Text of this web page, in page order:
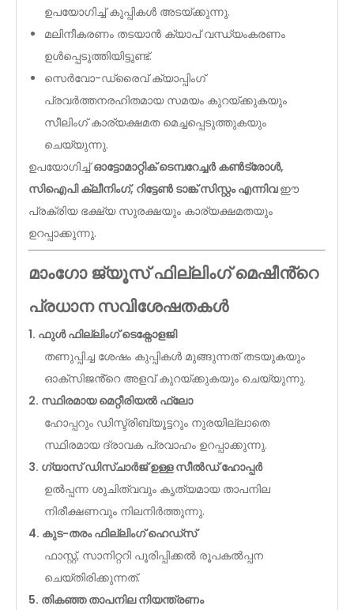
ഉപയോഗിച്ച് കുപ്പികൾ അടയ്ക്കുന്നു.
മലിനീകരണം തടയാൻ ക്യാപ് വന്ധ്യംകരണം
ഉൾപ്പെടുത്തിയിട്ടുണ്ട്.
സെർവോ-ഡ്രൈവ് ക്യാപ്പിംഗ്
പ്രവർത്തനരഹിതമായ സമയം കുറയ്ക്കുകയും
സീലിംഗ് കാര്യക്ഷമത മെച്ചപ്പെടുത്തുകയും
ചെയ്യുന്നു.
ഉപയോഗിച്ച്ഓട്ടോമാറ്റിക് ടെമ്പറേച്ചർ കൺട്രോൾ,
സിഐപി ക്ലീനിംഗ്, റിട്ടേൺ ടാങ്ക് സിസ്റ്റം എന്നിവഈ
പ്രക്രിയ ഭക്ഷ്യ സുരക്ഷയും കാര്യക്ഷമതയും
ഉറപ്പാക്കുന്നു.
മാംഗോ ജ്യൂസ് ഫില്ലിംഗ് മെഷീൻ്റെ
പ്രധാന സവിശേഷതകൾ
1. ഫുൾ ഫില്ലിംഗ് ടെക്നോളജി
തണുപ്പിച്ച ശേഷം കുപ്പികൾ മുങ്ങുന്നത് തടയുകയും
ഓക്സിജൻ്റെ അളവ് കുറയ്ക്കുകയും ചെയ്യുന്നു.
2. സ്ഥിരമായ മെറ്റീരിയൽ ഫ്ലോ
ഹോപ്പറും ഡിസ്ട്രിബ്യൂട്ടറും നുരയില്ലാതെ
സ്ഥിരമായ ദ്രാവക പ്രവാഹം ഉറപ്പാക്കുന്നു.
3. ഗ്യാസ് ഡിസ്ചാർജ് ഉള്ള സീൽഡ് ഹോപ്പർ
ഉൽപ്പന്ന ശുചിത്വവും കൃത്യമായ താപനില
നിരീക്ഷണവും നിലനിർത്തുന്നു.
4. കുട-തരം ഫില്ലിംഗ് ഹെഡ്സ്
ഫാസ്റ്റ്, സാനിറ്ററി പൂരിപ്പിക്കൽ രൂപകൽപ്പന
ചെയ്തിരിക്കുന്നത്.
5. തികഞ്ഞ താപനില നിയന്ത്രണം